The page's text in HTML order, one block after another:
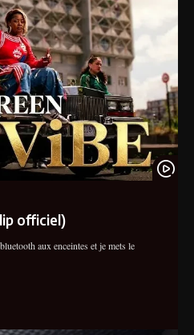
officiel)
aux enceintes et je mets le